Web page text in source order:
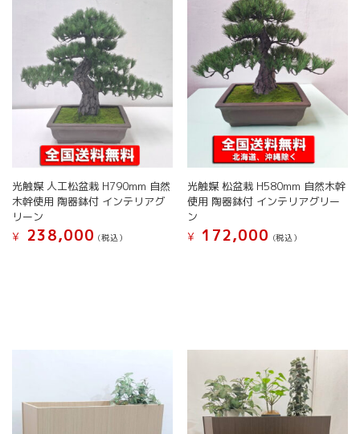
光触媒 人工松盆栽 H790mm 自然
木幹使用 陶器鉢付 インテリアグ
リーン
¥
238,000 (税込）
光触媒 松盆栽 H580mm 自然木幹
使用 陶器鉢付 インテリアグリー
ン
¥
172,000 (税込）